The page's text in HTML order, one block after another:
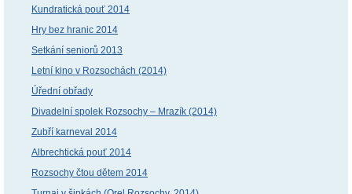
Kundratická pouť 2014
Hry bez hranic 2014
Setkání seniorů 2013
Letní kino v Rozsochách (2014)
Úřední obřady
Divadelní spolek Rozsochy – Mrazík (2014)
Zubří karneval 2014
Albrechtická pouť 2014
Rozsochy čtou dětem 2014